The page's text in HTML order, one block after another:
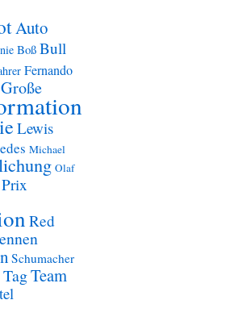
Auto
Boß Bull
Fernando
Große
Lewis
Michael
Olaf
Prix
Red
Schumacher
TagTeam